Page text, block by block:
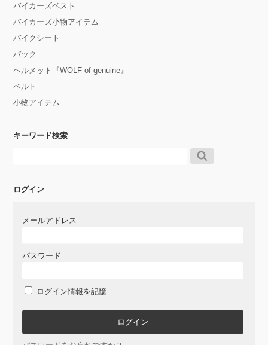
バイカーズベスト
バイカーズ小物アイテム
バイクシート
バック
ヘルメット『WOLF of genuine』
ベルト
小物アイテム
キーワード検索
ログイン
メールアドレス
パスワード
ログイン情報を記憶